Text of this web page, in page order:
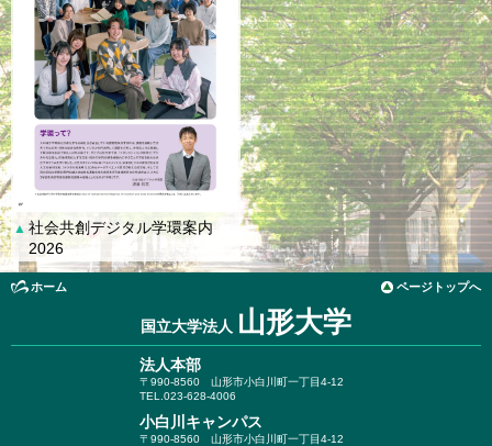
▲ 社会共創デジタル学環案内
2026
ホーム ページトップへ
国立大学法人 山形大学
法人本部
〒990-8560 山形市小白川町一丁目4-12
TEL.023-628-4006
小白川キャンパス
〒990-8560 山形市小白川町一丁目4-12